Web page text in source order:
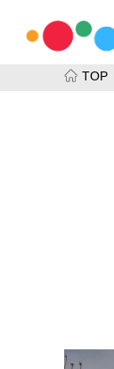
TOP